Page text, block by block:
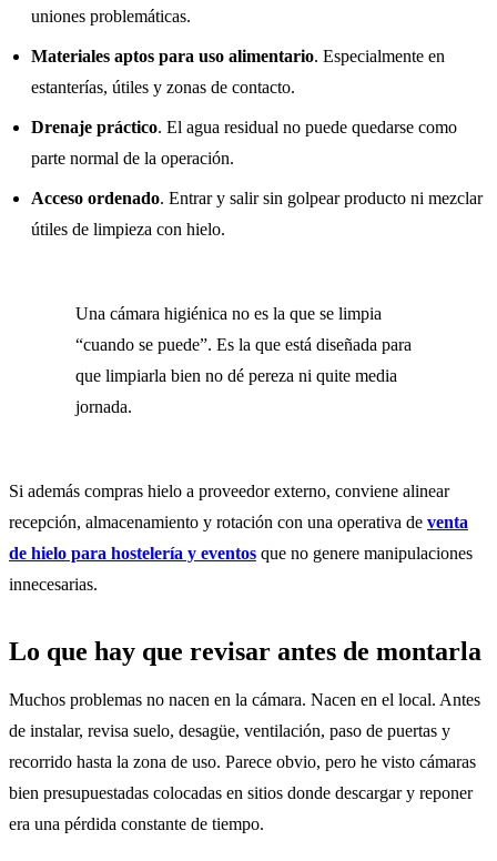
uniones problemáticas.
Materiales aptos para uso alimentario. Especialmente en
estanterías, útiles y zonas de contacto.
Drenaje práctico. El agua residual no puede quedarse como
parte normal de la operación.
Acceso ordenado. Entrar y salir sin golpear producto ni mezclar
útiles de limpieza con hielo.
Una cámara higiénica no es la que se limpia
“cuando se puede”. Es la que está diseñada para
que limpiarla bien no dé pereza ni quite media
jornada.
Si además compras hielo a proveedor externo, conviene alinear
recepción, almacenamiento y rotación con una operativa de venta
de hielo para hostelería y eventos que no genere manipulaciones
innecesarias.
Lo que hay que revisar antes de montarla
Muchos problemas no nacen en la cámara. Nacen en el local. Antes
de instalar, revisa suelo, desagüe, ventilación, paso de puertas y
recorrido hasta la zona de uso. Parece obvio, pero he visto cámaras
bien presupuestadas colocadas en sitios donde descargar y reponer
era una pérdida constante de tiempo.